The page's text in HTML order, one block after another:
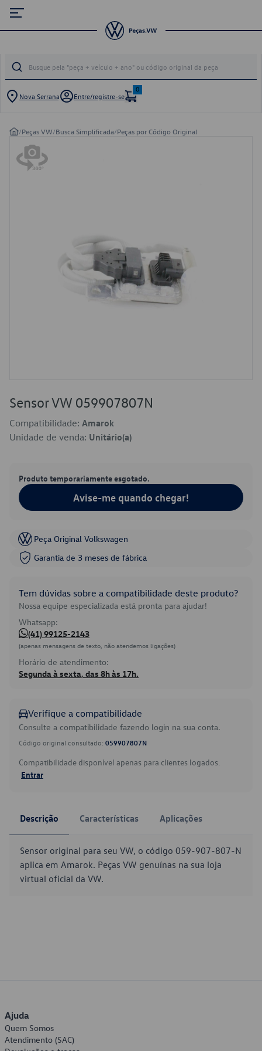
Nova Serrana Entre/registre-se
0
/Peças VW/Busca Simplificada/Peças por Código Original
Sensor VW 059907807N
Compatibilidade: Amarok
Unidade de venda: Unitário(a)
Produto temporariamente esgotado.
Avise-me quando chegar!
Peça Original Volkswagen
Garantia de 3 meses de fábrica
Tem dúvidas sobre a compatibilidade deste produto?
Nossa equipe especializada está pronta para ajudar!
Whatsapp:
(41) 99125-2143
(apenas mensagens de texto, não atendemos ligações)
Horário de atendimento:
Segunda à sexta, das 8h às 17h.
Verifique a compatibilidade
Consulte a compatibilidade fazendo login na sua conta.
Código original consultado: 059907807N
Compatibilidade disponível apenas para clientes logados.
Entrar
Descrição Características Aplicações
Sensor original para seu VW, o código 059-907-807-N
aplica em Amarok. Peças VW genuínas na sua loja
virtual oficial da VW.
Ajuda
Quem Somos
Atendimento (SAC)